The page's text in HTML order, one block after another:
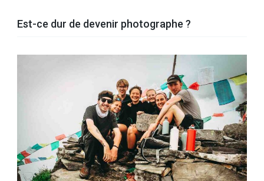
Est-ce dur de devenir photographe ?